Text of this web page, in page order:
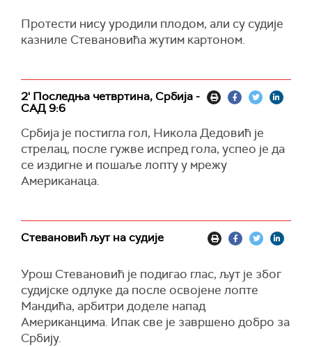
Протести нису уродили плодом, али су судије
казниле Стевановића жутим картоном.
2' Последња четвртина, Србија -
САД 9:6
Србија је постигла гол, Никола Дедовић је
стрелац, после гужве испред гола, успео је да
се издигне и пошаље лопту у мрежу
Американаца.
Стевановић љут на судије
Урош Стевановић је подигао глас, љут је због
судијске одлуке да после освојене лопте
Мандића, арбитри доделе напад
Американцима. Ипак све је завршено добро за
Србију.